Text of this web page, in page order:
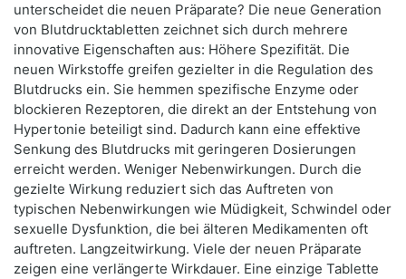
unterscheidet die neuen Präparate? Die neue Generation
von Blutdrucktabletten zeichnet sich durch mehrere
innovative Eigenschaften aus: Höhere Spezifität. Die
neuen Wirkstoffe greifen gezielter in die Regulation des
Blutdrucks ein. Sie hemmen spezifische Enzyme oder
blockieren Rezeptoren, die direkt an der Entstehung von
Hypertonie beteiligt sind. Dadurch kann eine effektive
Senkung des Blutdrucks mit geringeren Dosierungen
erreicht werden. Weniger Nebenwirkungen. Durch die
gezielte Wirkung reduziert sich das Auftreten von
typischen Nebenwirkungen wie Müdigkeit, Schwindel oder
sexuelle Dysfunktion, die bei älteren Medikamenten oft
auftreten. Langzeitwirkung. Viele der neuen Präparate
zeigen eine verlängerte Wirkdauer. Eine einzige Tablette